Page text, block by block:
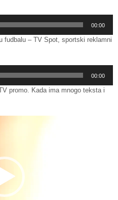
00:00
fudbalu – TV Spot, sportski reklamni
00:00
promo. Kada ima mnogo teksta i